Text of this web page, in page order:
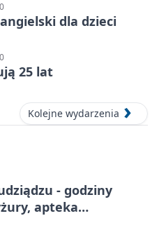
dla dzieci
25 lat
Kolejne wydarzenia
- godziny
apteka